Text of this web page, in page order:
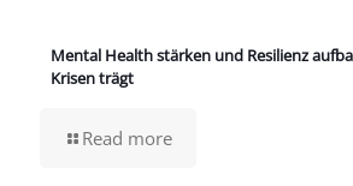
Mental Health stärken und Resilienz
Krisen trägt
Read more